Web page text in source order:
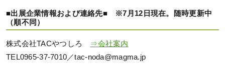
■出展企業情報および連絡先■ ※7月12日現在。随時更新中
（順不同）
株式会社TACやつしろ
⇒会社案内
TEL0965-37-7010／tac-noda@magma.jp